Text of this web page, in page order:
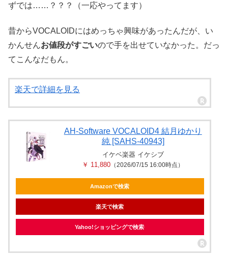
ずでは……？？？（一応やってます）
昔からVOCALOIDにはめっちゃ興味があったんだが、い
かんせんお値段がすごいので手を出せていなかった。だっ
てこんなだもん。
楽天で詳細を見る
AH-Software VOCALOID4 結月ゆかり
純 [SAHS-40943]
イケベ楽器 イケシブ
￥ 11,880 （2026/07/15 16:00時点）
Amazonで検索
楽天で検索
Yahoo!ショッピングで検索